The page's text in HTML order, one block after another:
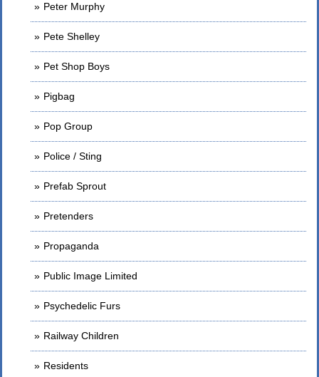
Peter Murphy
Pete Shelley
Pet Shop Boys
Pigbag
Pop Group
Police / Sting
Prefab Sprout
Pretenders
Propaganda
Public Image Limited
Psychedelic Furs
Railway Children
Residents